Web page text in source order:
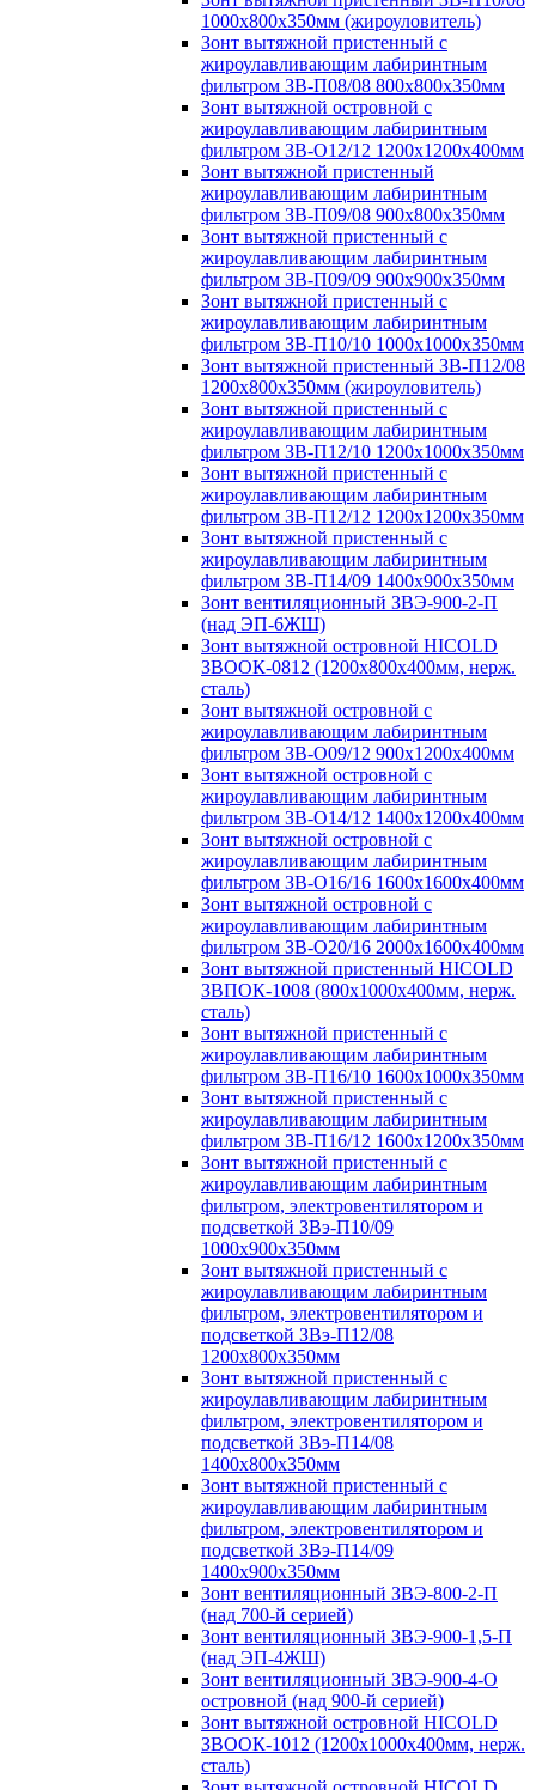
1000х800х350мм (жироуловитель)
Зонт вытяжной пристенный с
жироулавливающим лабиринтным
фильтром ЗВ-П08/08 800х800х350мм
Зонт вытяжной островной с
жироулавливающим лабиринтным
фильтром ЗВ-О12/12 1200х1200х400мм
Зонт вытяжной пристенный
жироулавливающим лабиринтным
фильтром ЗВ-П09/08 900х800х350мм
Зонт вытяжной пристенный с
жироулавливающим лабиринтным
фильтром ЗВ-П09/09 900х900х350мм
Зонт вытяжной пристенный с
жироулавливающим лабиринтным
фильтром ЗВ-П10/10 1000х1000х350мм
Зонт вытяжной пристенный ЗВ-П12/08
1200х800х350мм (жироуловитель)
Зонт вытяжной пристенный с
жироулавливающим лабиринтным
фильтром ЗВ-П12/10 1200х1000х350мм
Зонт вытяжной пристенный с
жироулавливающим лабиринтным
фильтром ЗВ-П12/12 1200х1200х350мм
Зонт вытяжной пристенный с
жироулавливающим лабиринтным
фильтром ЗВ-П14/09 1400х900х350мм
Зонт вентиляционный ЗВЭ-900-2-П
(над ЭП-6ЖШ)
Зонт вытяжной островной HICOLD
ЗВООК-0812 (1200х800x400мм, нерж.
сталь)
Зонт вытяжной островной с
жироулавливающим лабиринтным
фильтром ЗВ-О09/12 900х1200х400мм
Зонт вытяжной островной с
жироулавливающим лабиринтным
фильтром ЗВ-О14/12 1400х1200х400мм
Зонт вытяжной островной с
жироулавливающим лабиринтным
фильтром ЗВ-О16/16 1600х1600х400мм
Зонт вытяжной островной с
жироулавливающим лабиринтным
фильтром ЗВ-О20/16 2000х1600х400мм
Зонт вытяжной пристенный HICOLD
ЗВПОК-1008 (800х1000х400мм, нерж.
сталь)
Зонт вытяжной пристенный с
жироулавливающим лабиринтным
фильтром ЗВ-П16/10 1600х1000х350мм
Зонт вытяжной пристенный с
жироулавливающим лабиринтным
фильтром ЗВ-П16/12 1600х1200х350мм
Зонт вытяжной пристенный с
жироулавливающим лабиринтным
фильтром, электровентилятором и
подсветкой ЗВэ-П10/09
1000х900х350мм
Зонт вытяжной пристенный с
жироулавливающим лабиринтным
фильтром, электровентилятором и
подсветкой ЗВэ-П12/08
1200х800х350мм
Зонт вытяжной пристенный с
жироулавливающим лабиринтным
фильтром, электровентилятором и
подсветкой ЗВэ-П14/08
1400х800х350мм
Зонт вытяжной пристенный с
жироулавливающим лабиринтным
фильтром, электровентилятором и
подсветкой ЗВэ-П14/09
1400х900х350мм
Зонт вентиляционный ЗВЭ-800-2-П
(над 700-й серией)
Зонт вентиляционный ЗВЭ-900-1,5-П
(над ЭП-4ЖШ)
Зонт вентиляционный ЗВЭ-900-4-О
островной (над 900-й серией)
Зонт вытяжной островной HICOLD
ЗВООК-1012 (1200х1000х400мм, нерж.
сталь)